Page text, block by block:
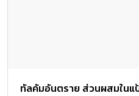
ทัลคัมอันตราย ส่วนผสมในแ